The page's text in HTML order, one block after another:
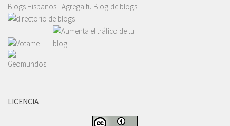
LICENCIA